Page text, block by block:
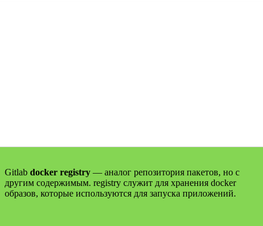
Gitlab docker registry — аналог репозитория пакетов, но с
другим содержимым. registry служит для хранения docker
образов, которые используются для запуска приложений.